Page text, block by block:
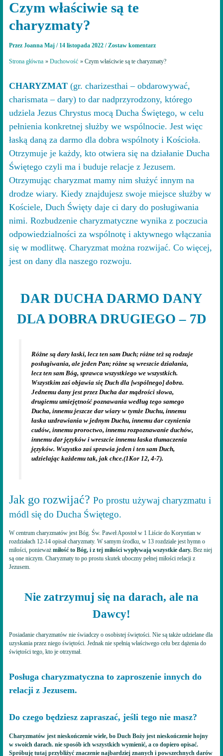
Czym właściwie są te
charyzmaty?
PrzezJoanna Maj/ 14 listopada 2022/ Zostaw komentarz
Strona główna Duchowość Czym właściwie są te charyzmaty?
CHARYZMAT (gr. charizesthai – obdarowywać,
charismata – dary) to dar nadprzyrodzony, którego
udziela Jezus Chrystus mocą Ducha Świętego, w celu
pełnienia konkretnej służby we wspólnocie. Jest więc
łaską daną za darmo dla dobra wspólnoty i Kościoła.
Otrzymuje je każdy, kto otwiera się na działanie Ducha
Świętego czyli ma i buduje relacje z Jezusem.
Otrzymując charyzmat mamy nim służyć innym na
drodze wiary. Kiedy znajdujesz swoje miejsce służby w
Kościele, Duch Święty daje ci dary do posługiwania
nimi. Rozbudzenie charyzmatyczne wynika z poczucia
odpowiedzialności za wspólnotę i aktywnego włączania
się w modlitwę. Charyzmat można rozwijać. Co więcej,
jest on dany dla naszego rozwoju.
DAR DUCHA DARMO DANY
DLA DOBRA DRUGIEGO – 7D
Różne są dary łaski, lecz ten sam Duch; różne też są rodzaje
posługiwania, ale jeden Pan; różne są wreszcie działania,
lecz ten sam Bóg, sprawca wszystkiego we wszystkich.
Wszystkim zaś objawia się Duch dla [wspólnego] dobra.
Jednemu dany jest przez Ducha dar mądrościsłowa,
drugiemu umiejętność poznawania według tego samego
Ducha, innemu jeszcze dar wiary w tymże Duchu, innemu
łaska uzdrawiania w jednym Duchu, innemu dar czynienia
cudów, innemu proroctwo, innemu rozpoznawanie duchów,
innemu dar języków i wreszcie innemu łaska tłumaczenia
języków. Wszystko zaś sprawia jeden i ten sam Duch,
udzielając każdemu tak, jak chce.(1Kor 12, 4-7).
Jak go rozwijać?Po prostu używaj charyzmatu i
módl się do Ducha Świętego.
W centrum charyzmatów jest Bóg. Św. Paweł Apostoł w 1 Liście do Koryntian w
rozdziałach 12-14 opisał charyzmaty. W samym środku, w 13 rozdziale jest hymn o
miłości, ponieważ miłość to Bóg, i z tej miłości wypływają wszystkie dary. Bez niej
są one niczym. Charyzmaty to po prostu skutek uboczny pełnej miłości relacji z
Jezusem.
Nie zatrzymuj się na darach, ale na
Dawcy!
Posiadanie charyzmatów nie świadczy o osobistej świętości. Nie są także udzielane dla
uzyskania przez niego świętości. Jednak nie spełnią właściwego celu bez dążenia do
świętości tego, kto je otrzymał.
Posługa charyzmatyczna to zaproszenie innych do
relacji z Jezusem.
Do czego będziesz zapraszać, jeśli tego nie masz?
Charyzmatów jest nieskończenie wiele, bo Duch Boży jest nieskończenie hojny
w swoich darach. nie sposób ich wszystkich wymienić, a co dopiero opisać.
Spróbuję tutaj przybliżyć znaczenie najbardziej znanych i powszechnych darów